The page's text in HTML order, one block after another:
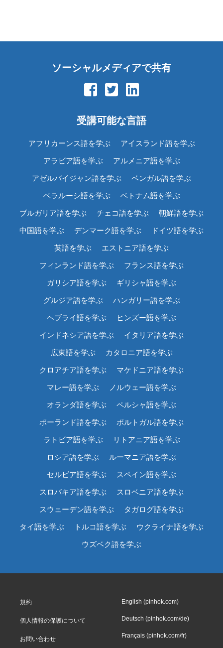
ソーシャルメディアで共有
受講可能な言語
アフリカーンス語を学ぶ アイスランド語を学ぶ
アラビア語を学ぶ アルメニア語を学ぶ
アゼルバイジャン語を学ぶ ベンガル語を学ぶ
ベラルーシ語を学ぶ ベトナム語を学ぶ
ブルガリア語を学ぶ チェコ語を学ぶ 朝鮮語を学ぶ
中国語を学ぶ デンマーク語を学ぶ ドイツ語を学ぶ
英語を学ぶ エストニア語を学ぶ
フィンランド語を学ぶ フランス語を学ぶ
ガリシア語を学ぶ ギリシャ語を学ぶ
グルジア語を学ぶ ハンガリー語を学ぶ
ヘブライ語を学ぶ ヒンズー語を学ぶ
インドネシア語を学ぶ イタリア語を学ぶ
広東語を学ぶ カタロニア語を学ぶ
クロアチア語を学ぶ マケドニア語を学ぶ
マレー語を学ぶ ノルウェー語を学ぶ
オランダ語を学ぶ ペルシャ語を学ぶ
ポーランド語を学ぶ ポルトガル語を学ぶ
ラトビア語を学ぶ リトアニア語を学ぶ
ロシア語を学ぶ ルーマニア語を学ぶ
セルビア語を学ぶ スペイン語を学ぶ
スロバキア語を学ぶ スロベニア語を学ぶ
スウェーデン語を学ぶ タガログ語を学ぶ
タイ語を学ぶ トルコ語を学ぶ ウクライナ語を学ぶ
ウズベク語を学ぶ
規約
個人情報の保護について
お問い合わせ
English (pinhok.com)
Deutsch (pinhok.com/de)
Français (pinhok.com/fr)